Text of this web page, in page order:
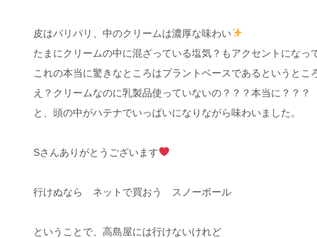
皮はパリパリ、中のクリームは濃厚な味わい
たまにクリームの中に混ざっている塩気？もアクセントになっ
これの本当に驚きなところはプラントベースであるというとこ
え？クリームなのに乳製品使っていないの？？？本当に？？？
と、頭の中がハテナでいっぱいになりながら味わいました。
Sさんありがとうございます
行けぬなら ネットで買おう スノーボール
ということで、高島屋には行けないけれど